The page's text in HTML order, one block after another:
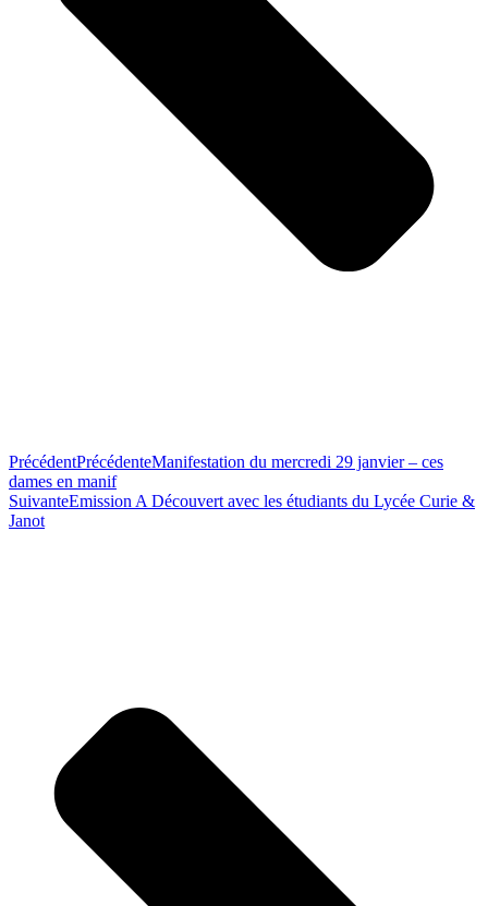
PrécédentPrécédenteManifestation du mercredi 29 janvier – ces
dames en manif
SuivanteEmission A Découvert avec les étudiants du Lycée Curie &
Janot